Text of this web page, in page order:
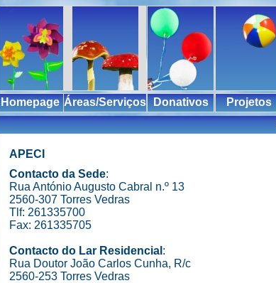
Homepage Áreas/Serviços Donativos Projetos
APECI
Contacto da Sede:
Rua António Augusto Cabral n.º 13
2560-307 Torres Vedras
Tlf: 261335700
Fax: 261335705
Contacto do Lar Residencial :
Rua Doutor João Carlos Cunha, R/c
2560-253 Torres Vedras